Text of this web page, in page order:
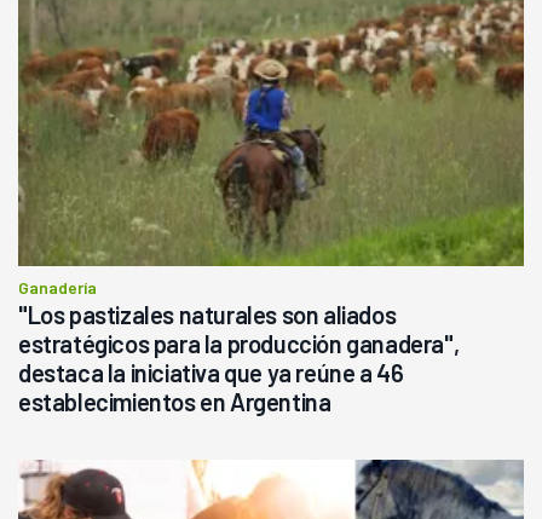
Ganadería
"Los pastizales naturales son aliados
estratégicos para la producción ganadera",
destaca la iniciativa que ya reúne a 46
establecimientos en Argentina